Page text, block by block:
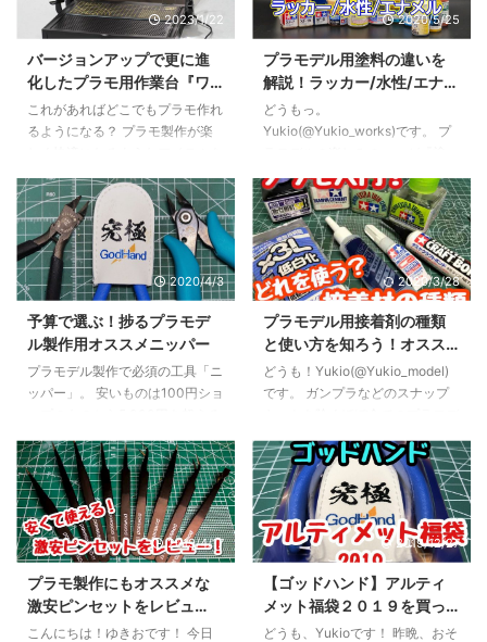
2023/1/22
バージョンアップで更に進
化したプラモ用作業台『ワ
ークステーション Ver2.0
Pro』をレビュー【プラモ向
これがあればどこでもプラモ作れ
るようになる？ プラモ製作が楽
委員会から、これまでの「ワーク
ステーション Pro」をバージョン
アップした新型が発売されまし
た。 その名も「ワークステーシ
ョン Ver2.0 Pro」。 前作からさ
らに使い勝手を進化を遂げた新型
ワークステーション Proを詳しく
見ていきましょう！ 新型の「ワ
ークステーション Ver2.0 Pro」
価格 ￥8,200（税別） いいとこ
2020/5/25
プラモデル用塗料の違いを
解説！ラッカー/水性/エナメ
ルってどう違うの？
どうもっ。
Yukio(@Yukio_works)です。 プ
トをサクッと作るのも良いです
が、自分で色を塗ることで表現の
幅を広げたり、より完成品への愛
着が湧くことは間違いありませ
ん。 今回は「プラモデルを塗装
したい！でもどれを使えばいいの
かわからない・・・」そんな方向
けの解説でございます。 プラモ
デル用の塗料の種類は大きく分け
て3種類 現在流通しているプラモ
れぞれの塗料の特徴について確認
して ...
2020/4/3
予算で選ぶ！捗るプラモデ
ル製作用オススメニッパー
プラモデル製作で必須の工具「ニ
ッパー」。 安いものは100円ショ
パーが各メーカーから販売されて
います。 ～1,000円程度 エント
リーモデル。 切れ味は高級品に
は敵わないけれどその分耐久性が
高く、長く使えるものが多いで
す。今回はタミヤとゴッドハンド
から2種類をピックアップ。 タミ
ヤ モデラーズニッパーα タミヤ
が販売するベーシックなプラスチ
2020/3/28
プラモデル用接着剤の種類
と使い方を知ろう！オスス
メの接着剤と使い分け
どうも！Yukio(@Yukio_model)
です。 ガンプラなどのスナップ
士の接着。 プラモデル用品売り
場に行くと様々な接着剤が販売さ
れていてどれを使えば良いか迷っ
てしまいますよね。 接着剤にも
得意な箇所、不得意な箇所が存在
します。今回はプラモデル製作に
使う接着剤の種類を知ることでそ
の特徴とどんなパーツに使えば良
いのか紹介していきます！ 溶剤
2019/4/17
プラモ製作にもオススメな
激安ピンセットをレビュ
ー！【powseed】
こんにちは！ゆきおです！ 今日
2019/12/27
【ゴッドハンド】アルティ
メット福袋２０１９を買っ
てみた【福袋】
どうも、Yukioです！ 昨晩、おそ